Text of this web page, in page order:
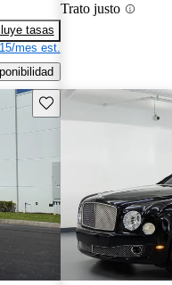
tasas
mes est.
Trato justo
Guarda este Aviso